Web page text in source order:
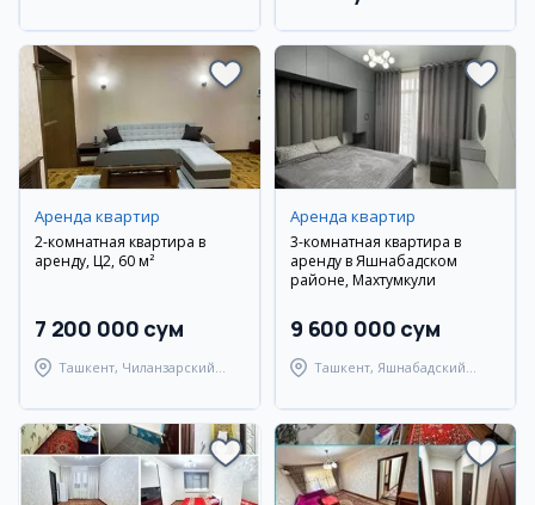
Аренда квартир
2-комнатная квартира в
аренду, Ц2, 60 м²
7 200 000 сум
Ташкент, Чиланзарский
Аренда квартир
3-комнатная квартира в
аренду в Яшнабадском
районе, Махтумкули
9 600 000 сум
Ташкент, Яшнабадский